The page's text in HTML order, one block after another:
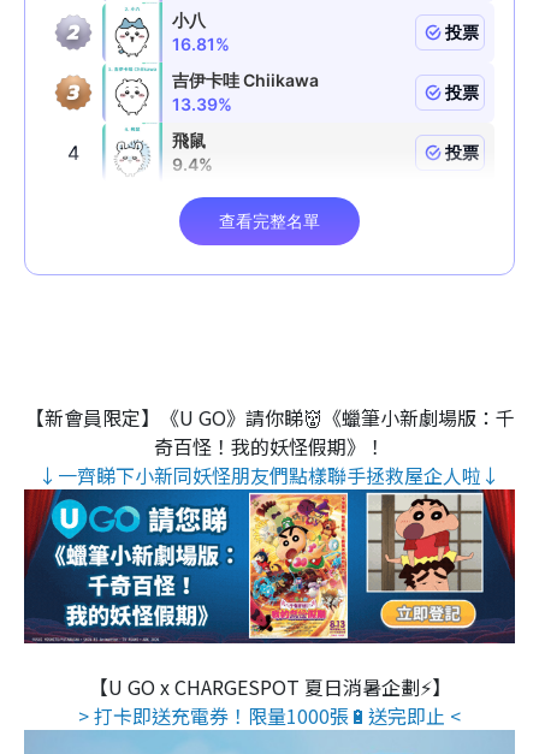
【新會員限定】《U GO》請你睇👹《蠟筆小新劇場版：千
奇百怪！我的妖怪假期》！
↓一齊睇下小新同妖怪朋友們點樣聯手拯救屋企人啦↓
【U GO x CHARGESPOT 夏日消暑企劃⚡】
> 打卡即送充電券！限量1000張🔋送完即止 <